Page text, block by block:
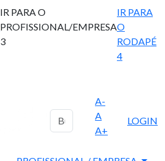
IR PARA O
PROFISSIONAL/EMPRESA
3
IR PARA
O
RODAPÉ
4
A-
A
A+
LOGIN